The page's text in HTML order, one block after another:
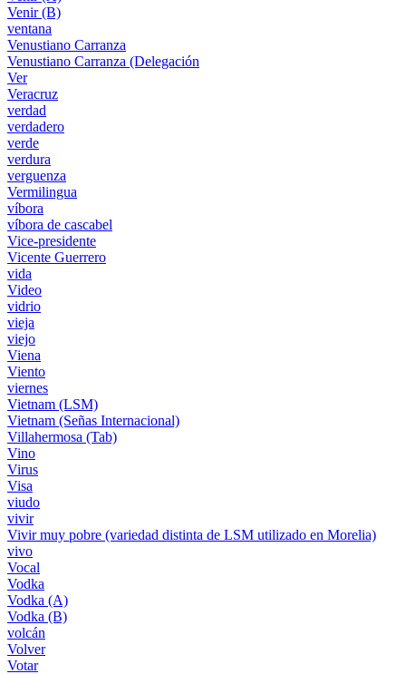
Venir (B)
ventana
Venustiano Carranza
Venustiano Carranza (Delegación
Ver
Veracruz
verdad
verdadero
verde
verdura
verguenza
Vermilingua
víbora
víbora de cascabel
Vice-presidente
Vicente Guerrero
vida
Video
vidrio
vieja
viejo
Viena
Viento
viernes
Vietnam (LSM)
Vietnam (Señas Internacional)
Villahermosa (Tab)
Vino
Virus
Visa
viudo
vivir
Vivir muy pobre (variedad distinta de LSM utilizado en Morelia)
vivo
Vocal
Vodka
Vodka (A)
Vodka (B)
volcán
Volver
Votar